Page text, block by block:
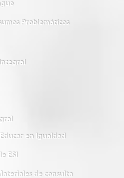
Problemáticos
en Igualdad
ESI
de consulta